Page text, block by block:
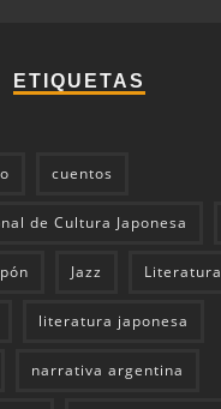
ETIQUETAS
cuentos
de Cultura Japonesa
Jazz Literatura
literatura japonesa
narrativa argentina